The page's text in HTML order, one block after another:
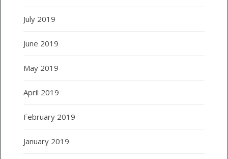
July 2019
June 2019
May 2019
April 2019
February 2019
January 2019